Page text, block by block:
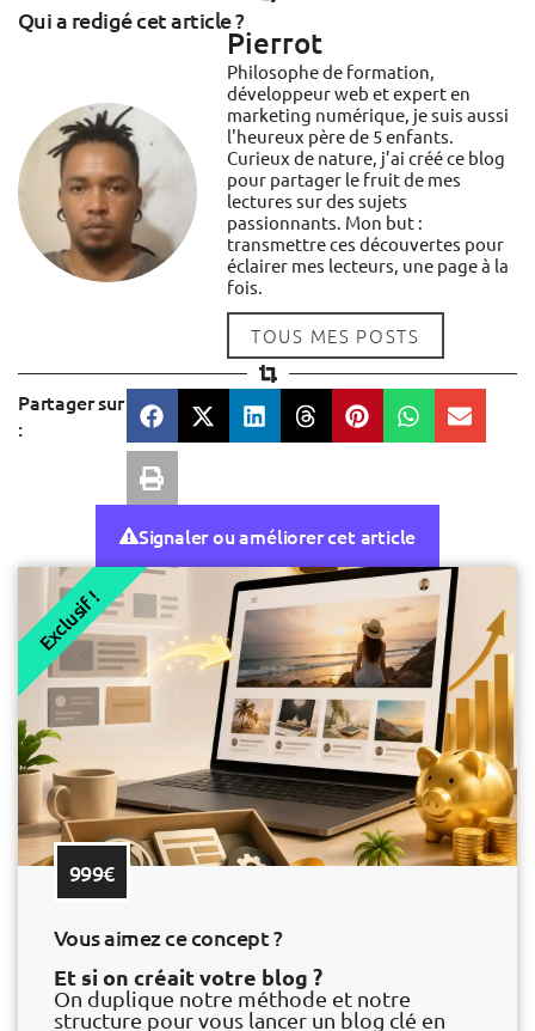
Qui a redigé cet article ?
Pierrot
Philosophe de formation,
développeur web et expert en
marketing numérique, je suis aussi
l'heureux père de 5 enfants.
Curieux de nature, j’ai créé ce blog
pour partager le fruit de mes
lectures sur des sujets
passionnants. Mon but :
transmettre ces découvertes pour
éclairer mes lecteurs, une page à la
fois.
TOUS MES POSTS
Partager sur
:
Signaler ou améliorer cet article
999€
Vous aimez ce concept ?
Et si on créait votre blog ?
On duplique notre méthode et notre
structure pour vous lancer un blog clé en
Exclusif !